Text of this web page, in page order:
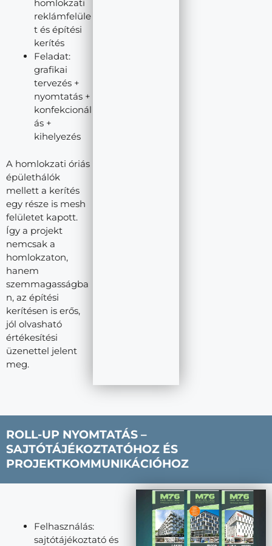
homlokzati
reklámfelüle
t és építési
kerítés
Feladat:
grafikai
tervezés +
nyomtatás +
konfekcionál
ás +
kihelyezés
A homlokzati óriás
épülethálók
mellett a kerítés
egy része is mesh
felületet kapott.
Így a projekt
nemcsak a
homlokzaton,
hanem
szemmagasságba
n, az építési
kerítésen is erős,
jól olvasható
értékesítési
üzenettel jelent
meg.
ROLL-UP NYOMTATÁS –
SAJTÓTÁJÉKOZTATÓHOZ ÉS
PROJEKTKOMMUNIKÁCIÓHOZ
Felhasználás:
sajtótájékoztató és